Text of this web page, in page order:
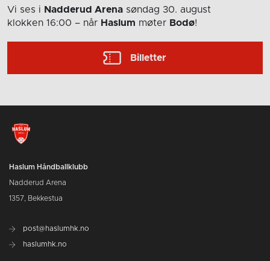
Vi ses i Nadderud Arena søndag 30. august
klokken 16:00 – når Haslum møter Bodø!
Billetter
Haslum Håndballklubb
Nadderud Arena
1357, Bekkestua
post@haslumhk.no
haslumhk.no